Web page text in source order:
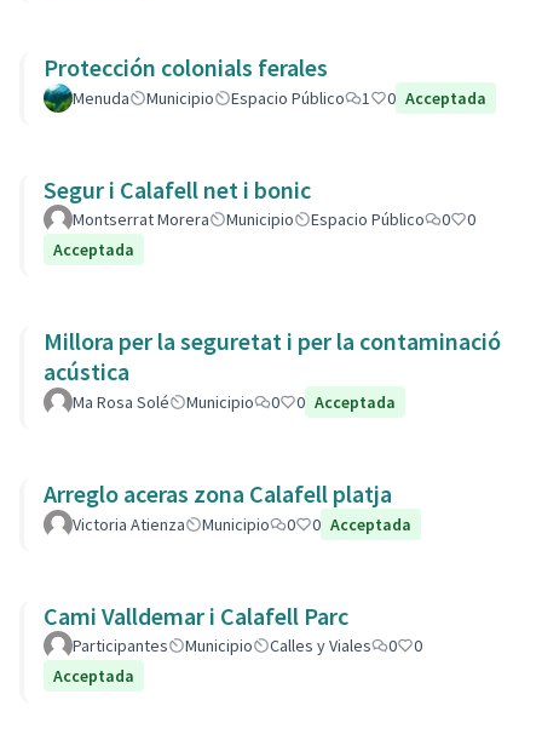
Protección colonials ferales
Menuda Municipio Espacio Público 1 0 Acceptada
Segur i Calafell net i bonic
Montserrat Morera Municipio Espacio Público 0
0
Acceptada
Millora per la seguretat i per la contaminació
acústica
Ma Rosa Solé Municipio 0 0 Acceptada
Arreglo aceras zona Calafell platja
Victoria Atienza Municipio 0 0 Acceptada
Cami Valldemar i Calafell Parc
Participantes Municipio Calles y Viales 0
0
Acceptada